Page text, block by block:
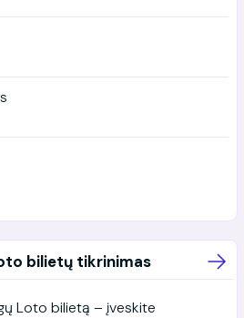
bilietų tikrinimas
Loto bilietą – įveskite